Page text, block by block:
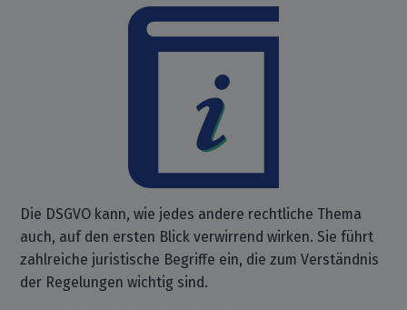
Die DSGVO kann, wie jedes andere rechtliche Thema
auch, auf den ersten Blick verwirrend wirken. Sie führt
zahlreiche juristische Begriffe ein, die zum Verständnis
der Regelungen wichtig sind.